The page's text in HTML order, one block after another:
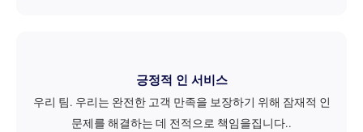
긍정적 인 서비스
우리 팀. 우리는 완전한 고객 만족을 보장하기 위해 잠재적 인
문제를 해결하는 데 전적으로 책임을집니다..